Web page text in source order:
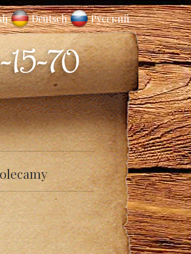
Deutsch Русский
olecamy